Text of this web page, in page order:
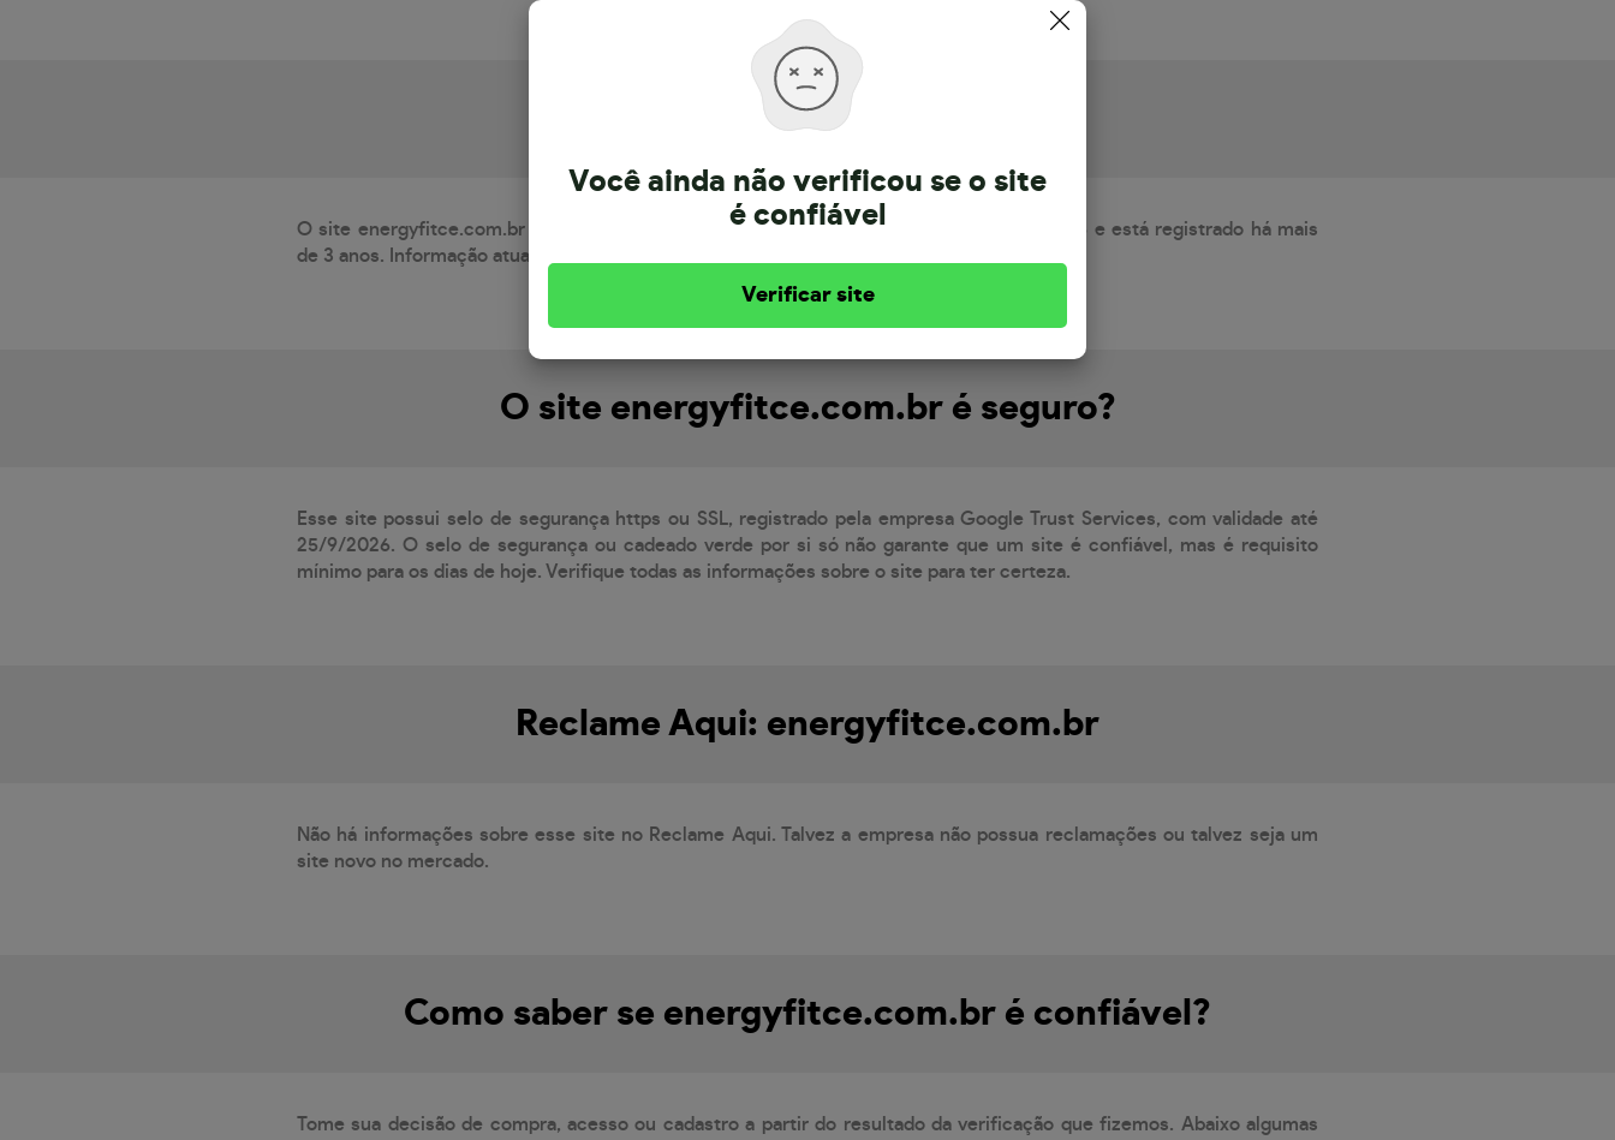
Sobre a energyfitce.com.br
O site energyfitce.com.br pertence a empresa Energy Fit, com CNPJ 49.842.162/0001-66 e está registrado há mais
de 3 anos. Informação atualizada em 28/6/2026.
O site energyfitce.com.br é seguro?
Esse site possui selo de segurança https ou SSL, registrado pela empresa Google Trust Services, com validade até
25/9/2026. O selo de segurança ou cadeado verde por si só não garante que um site é confiável, mas é requisito
mínimo para os dias de hoje. Verifique todas as informações sobre o site para ter certeza.
Reclame Aqui: energyfitce.com.br
Não há informações sobre esse site no Reclame Aqui. Talvez a empresa não possua reclamações ou talvez seja um
site novo no mercado.
Como saber se energyfitce.com.br é confiável?
Tome sua decisão de compra, acesso ou cadastro a partir do resultado da verificação que fizemos. Abaixo algumas
Você ainda não verificou se o site
é confiável
Verificar site